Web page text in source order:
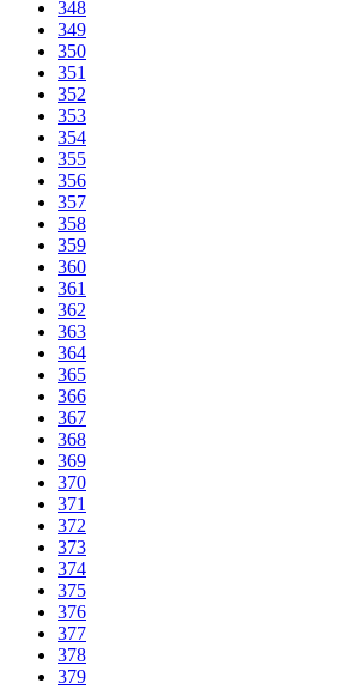
348
349
350
351
352
353
354
355
356
357
358
359
360
361
362
363
364
365
366
367
368
369
370
371
372
373
374
375
376
377
378
379